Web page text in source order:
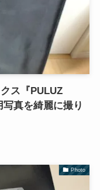
ス『PULUZ
真を綺麗に撮り
Photo